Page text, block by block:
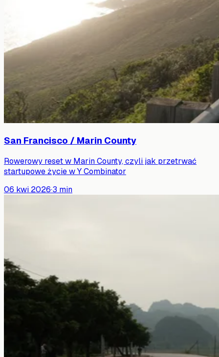
San Francisco / Marin County
Rowerowy reset w Marin County, czyli jak przetrwać
startupowe życie w Y Combinator
06 kwi 2026·3 min